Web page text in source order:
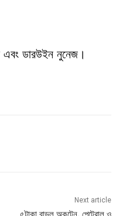
এবং ডারউইন নুনেজ।
Next article
৫টাকা বাড়ল অকটেন, পেট্রোল ও